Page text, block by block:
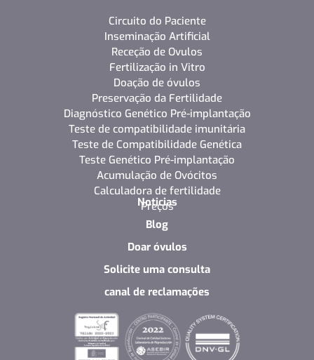
Circuito do Paciente
Inseminação Artificial
Receção de Ovulos
Fertilização in Vitro
Doação de óvulos
Preservação da Fertilidade
Diagnóstico Genético Pré-implantação
Teste de compatibilidade imunitária
Teste de Compatibilidade Genética
Teste Genético Pré-implantação
Acumulação de Ovócitos
Calculadora de fertilidade
Preços
Noticias
Blog
Doar óvulos
Solicite uma consulta
canal de reclamações